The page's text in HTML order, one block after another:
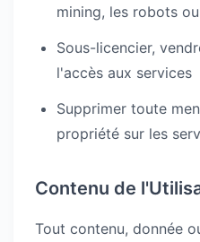
mining, les robots
Sous-licencier,
l'accès aux services
Supprimer toute
propriété sur les
Contenu de
Tout contenu, donnée